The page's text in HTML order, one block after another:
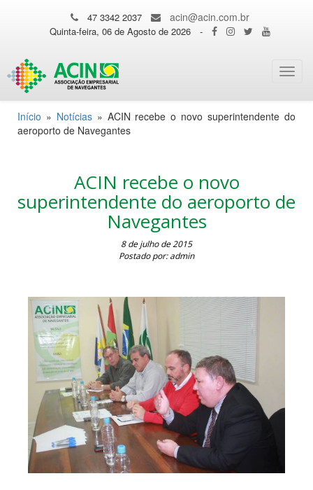
47 3342 2037 acin@acin.com.br
Quinta-feira, 06 de Agosto de 2026 -
Início » Notícias» ACIN recebe o novo superintendente do
aeroporto de Navegantes
ACIN recebe o novo
superintendente do aeroporto de
Navegantes
8 de julho de 2015
Postado por: admin